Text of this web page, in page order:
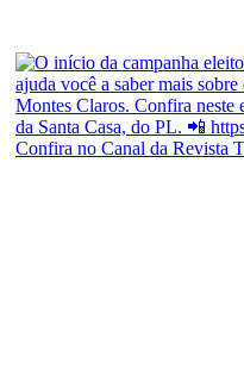
Confira no Canal da Revista